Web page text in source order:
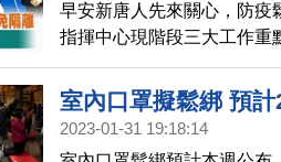
早安新唐人先來關心，防疫
指揮中心現階段三大工作重
隔離方式，與修正確診者通
症者免隔離，從5+n調整為
室內口罩擬鬆綁 預
2023-01-31 19:18:14